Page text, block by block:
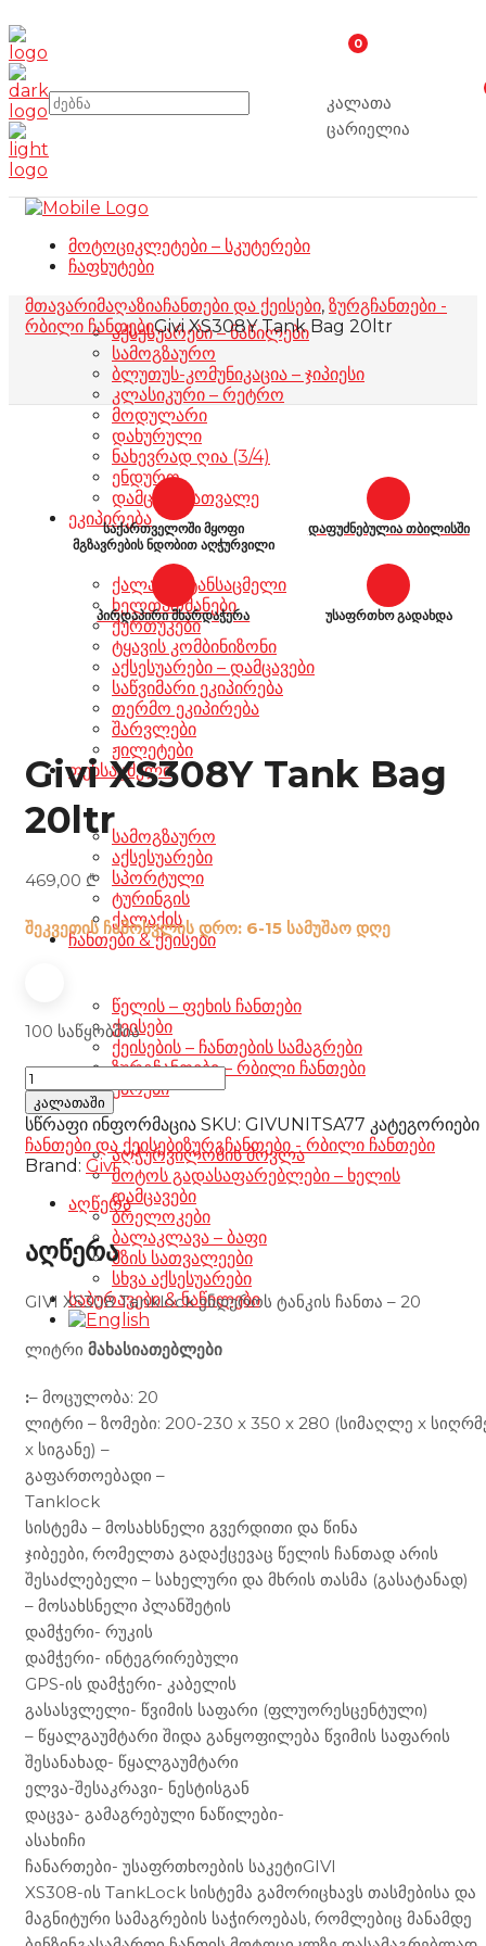
0
კალათა
ცარიელია
მოტოციკლეტები – სკუტერები
ჩაფხუტები
აქსესუარები – ნაწილები
სამოგზაურო
ბლუთუს-კომუნიკაცია – ჯიპიესი
კლასიკური – რეტრო
მოდულარი
დახურული
ნახევრად ღია (3/4)
ენდურო
დამცავი სათვალე
ეკიპირება
ქალაქის ტანსაცმელი
ხელთათმანები
ქურთუკები
ტყავის კომბინიზონი
აქსესუარები – დამცავები
საწვიმარი ეკიპირება
თერმო ეკიპირება
შარვლები
ჟილეტები
ფეხსაცმელი
სამოგზაურო
აქსესუარები
სპორტული
ტურინგის
ქალაქის
ჩანთები & ქეისები
წელის – ფეხის ჩანთები
ქეისები
ქეისების – ჩანთების სამაგრები
ზურგჩანთები – რბილი ჩანთები
აქსესუარები
აღჭურვილობის მოვლა
მოტოს გადასაფარებლები – ხელის
დამცავები
ბრელოკები
ბალაკლავა – ბაფი
მზის სათვალეები
სხვა აქსესუარები
საბურავები & ნაწილები
მთავარიმაღაზიაჩანთები და ქეისები, ზურგჩანთები -
რბილი ჩანთებიGivi XS308Y Tank Bag 20ltr
საქართველოში მყოფი
მგზავრების ნდობით აღჭურვილი
დაფუძნებულია თბილისში
პირდაპირი მხარდაჭერა უსაფრთხო გადახდა
Givi XS308Y Tank Bag
20ltr
469,00 ₾
შეკვეთის ჩამოსვლის დრო: 6-15 სამუშაო დღე
100 საწყობშია
Givi
XS308Y
Tank
Bag
20ltr
რაოდენობა
კალათაში
სწრაფი ინფორმაცია SKU: GIVUNITSA77 კატეგორიები
ჩანთები და ქეისებიზურგჩანთები - რბილი ჩანთები
Brand: Givi
აღწერა
აღწერა
GIVI XS308 Tanklock ენდუროს ტანკის ჩანთა – 20
ლიტრი მახასიათებლები
:– მოცულობა: 20
ლიტრი – ზომები: 200-230 x 350 x 280 (სიმაღლე x
x სიგანე) –
გაფართოებადი –
Tanklock
სისტემა – მოსახსნელი გვერდითი და წინა
ჯიბეები, რომელთა გადაქცევაც წელის ჩანთად არის
შესაძლებელი – სახელური და მხრის თასმა (გასატანად)
– მოსახსნელი პლანშეტის
დამჭერი- რუკის
დამჭერი- ინტეგრირებული
GPS-ის დამჭერი- კაბელის
გასასვლელი- წვიმის საფარი (ფლუორესცენტული)
– წყალგაუმტარი შიდა განყოფილება წვიმის საფარის
შესანახად- წყალგაუმტარი
ელვა-შესაკრავი- ნესტისგან
დაცვა- გამაგრებული ნაწილები-
ასახიჩი
ჩანართები- უსაფრთხოების საკეტიGIVI
XS308-ის TankLock სისტემა გამორიცხავს თასმებისა და
მაგნიტური სამაგრების საჭიროებას, რომლებიც მანამდე